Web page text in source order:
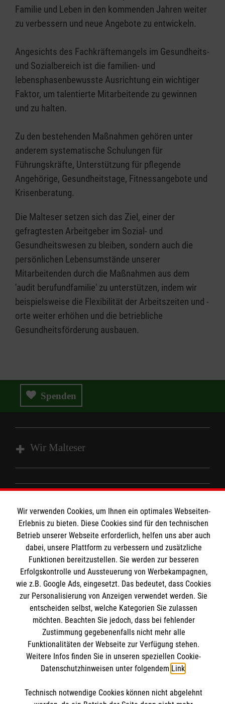
Familie und Leben in den kommenden Jahren weiter
zu verbessern und neue Angebote zu entwickeln.
Angesichts des Fachkräftemangels im Gesundheits-
und Sozialbereich ist die familien- und
lebensphasenbewusste Ausrichtung ein wichtiger
Faktor, um talentierte Mitarbeitende zu gewinnen
und zu halten.
Zu den bestehenden Maßnahmen gehören unter
anderem systematische Schulungen für
Führungskräfte, Unterstützung für pflegende
Angehörige, Gesundheitstage, Fitnessangebote und
Krisenberatung.
Die Malteser setzen sich das Ziel, einer der
gefragtesten Arbeitgeber im Sozial- und
Gesundheitswesen zu bleiben, sondern auch die
persönlichen Lebensumstände unserer
Mitarbeitenden durch die Maßnahmen aus dem
'audit berufundfamilie' zu unterstützen, indem wir
beispielsweise die Flexibilität der Arbeitszeiten und -
orte weiter erhöhen und die betriebliche
Gesundheitsförderung ausbauen.
Spenden
Wir Malteser
Spenden und Helfen
Unsere Kurse
Wir Malteser
Kontakt
Pressestelle
Impressum
Datenschutz
Malteser online
Malteserorden
Malteser Jugend
Sharepoint
Spendenkonto
IBAN: DE103 7060 120 120 120 0001 2
Soziale Netzwerke
Wir verwenden Cookies, um Ihnen ein optimales Webseiten-
Erlebnis zu bieten. Diese Cookies sind für den technischen
Betrieb unserer Webseite erforderlich, helfen uns aber auch
dabei, unsere Plattform zu verbessern und zusätzliche
Funktionen bereitzustellen. Sie werden zur besseren
Erfolgskontrolle und Aussteuerung von Werbekampagnen,
wie z.B. Google Ads, eingesetzt. Das bedeutet, dass Cookies
zur Personalisierung von Anzeigen verwendet werden. Sie
entscheiden selbst, welche Kategorien Sie zulassen
möchten. Beachten Sie jedoch, dass bei fehlender
Zustimmung gegebenenfalls nicht mehr alle
Funktionalitäten der Webseite zur Verfügung stehen.
Weitere Infos finden Sie in unseren speziellen Cookie-
Datenschutzhinweisen unter folgendem Link.
Technisch notwendige Cookies können nicht abgelehnt